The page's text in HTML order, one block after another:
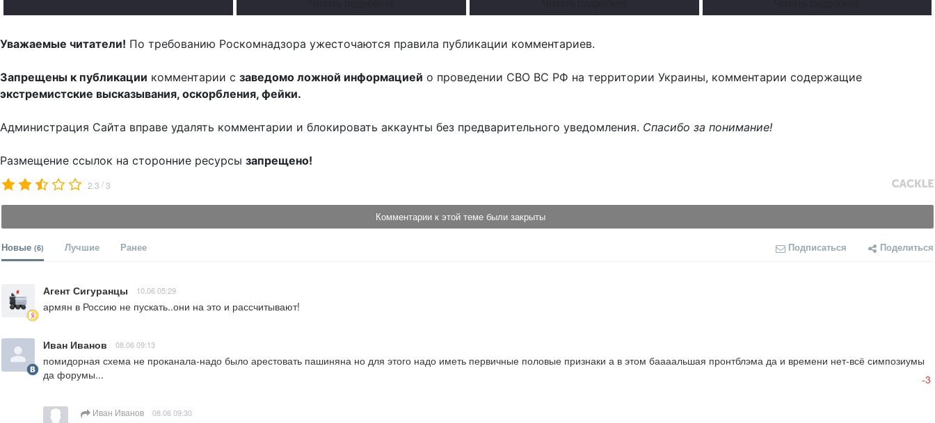
Уважаемые читатели! По требованию Роскомнадзора ужесточаются правила публикации комментариев.
Запрещены к публикации комментарии с заведомо ложной информацией о проведении СВО ВС РФ на территории Украины, комментарии содержащие
экстремистские высказывания, оскорбления, фейки.
Администрация Сайта вправе удалять комментарии и блокировать аккаунты без предварительного уведомления. Спасибо за понимание!
Размещение ссылок на сторонние ресурсы запрещено!
2.3 /3
Комментарии к этой теме были закрыты
Новые (6) Лучшие Ранее Подписаться Поделиться
Агент Сигуранцы 10.06 05:29
армян в Россию не пускать..они на это и рассчитывают!
Иван Иванов 08.06 09:13
помидорная схема не проканала-надо было арестовать пашиняна но для этого надо иметь первичные половые признаки а в этом баааальшая пронтблэма да и времени нет-всё симпозиумы
да форумы...
-3
Иван Иванов 08.06 09:30